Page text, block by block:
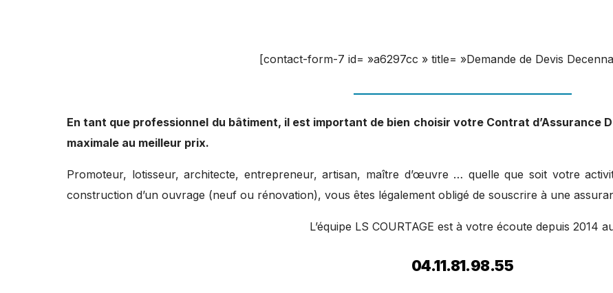
[contact-form-7 id= »a6297cc » title= »Demande de Devis
En tant que professionnel du bâtiment, il est important de bien choisir votre Contrat d’Assurance
maximale au meilleur prix.
Promoteur, lotisseur, architecte, entrepreneur, artisan, maître d’œuvre … quelle que soit votre
construction d’un ouvrage (neuf ou rénovation), vous êtes légalement obligé de souscrire à une
L’équipe LS COURTAGE est à votre écoute depuis 2014
04.11.81.98.55